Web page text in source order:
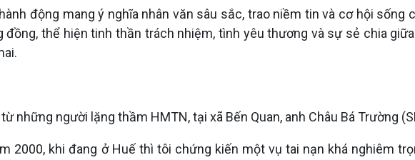
động mang ý nghĩa nhân văn sâu sắc, trao niềm tin và cơ hội
thể hiện tinh thần trách nhiệm, tình yêu thương và sự sẻ chia
những người lặng thầm HMTN, tại xã Bến Quan, anh Châu Bá Trường
2000, khi đang ở Huế thì tôi chứng kiến một vụ tai nạn khá nghiêm